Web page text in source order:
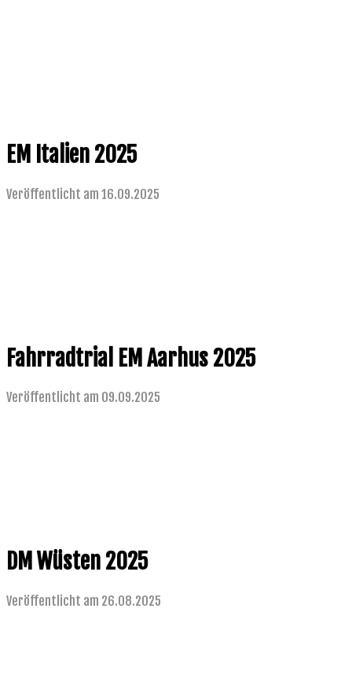
EM Italien 2025
Veröffentlicht am 16.09.2025
Fahrradtrial EM Aarhus 2025
Veröffentlicht am 09.09.2025
DM Wüsten 2025
Veröffentlicht am 26.08.2025